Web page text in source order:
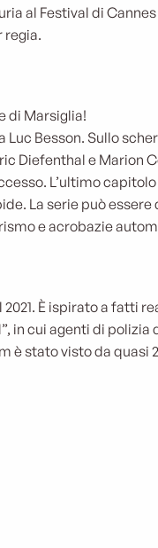
al Festival di Cannes
regia.
di Marsiglia!
Besson. Sullo
Diefenthal e Marion
L’ultimo
La serie può
e acrobazie
È ispirato a fatti
in cui agenti di polizia
è stato visto da quasi